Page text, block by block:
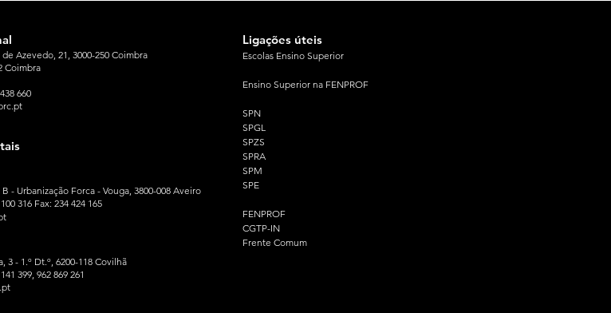
Azevedo, 21, 3000-250 Coimbra
Coimbra
660
- Urbanização Forca - Vouga, 3800-008 Aveiro
316 Fax: 234 424 165
3 - 1.º Dt.º, 6200-118 Covilhã
399, 962 869 261
Ligações úteis
Escolas Ensino Superior
Ensino Superior na FENPROF
SPN
SPGL
SPZS
SPRA
SPM
SPE
FENPROF
CGTP-IN
Frente Comum